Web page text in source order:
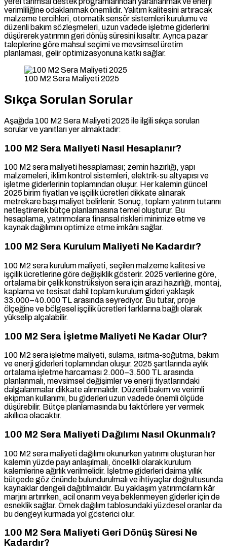
verimliliğine odaklanmak önemlidir. Yalıtım kalitesini artıracak
malzeme tercihleri, otomatik sensör sistemleri kurulumu ve
düzenli bakım sözleşmeleri, uzun vadede işletme giderlerini
düşürerek yatırımın geri dönüş süresini kısaltır. Ayrıca pazar
taleplerine göre mahsul seçimi ve mevsimsel üretim
planlaması, gelir optimizasyonuna katkı sağlar.
100 M2 Sera Maliyeti 2025
Sıkça Sorulan Sorular
Aşağıda 100 M2 Sera Maliyeti 2025 ile ilgili sıkça sorulan
sorular ve yanıtları yer almaktadır:
100 M2 Sera Maliyeti Nasıl Hesaplanır?
100 M2 sera maliyeti hesaplaması; zemin hazırlığı, yapı
malzemeleri, iklim kontrol sistemleri, elektrik-su altyapısı ve
işletme giderlerinin toplamından oluşur. Her kalemin güncel
2025 birim fiyatları ve işçilik ücretleri dikkate alınarak
metrekare başı maliyet belirlenir. Sonuç, toplam yatırım tutarını
netleştirerek bütçe planlamasına temel oluşturur. Bu
hesaplama, yatırımcılara finansal riskleri minimize etme ve
kaynak dağılımını optimize etme imkânı sağlar.
100 M2 Sera Kurulum Maliyeti Ne Kadardır?
100 M2 sera kurulum maliyeti, seçilen malzeme kalitesi ve
işçilik ücretlerine göre değişiklik gösterir. 2025 verilerine göre,
ortalama bir çelik konstrüksiyon sera için arazi hazırlığı, montaj,
kaplama ve tesisat dahil toplam kurulum gideri yaklaşık
33.000–40.000 TL arasında seyrediyor. Bu tutar, proje
ölçeğine ve bölgesel işçilik ücretleri farklarına bağlı olarak
yükselip alçalabilir.
100 M2 Sera İşletme Maliyeti Ne Kadar Olur?
100 M2 sera işletme maliyeti, sulama, ısıtma-soğutma, bakım
ve enerji giderleri toplamından oluşur. 2025 şartlarında aylık
ortalama işletme harcaması 2.000–3.500 TL arasında
planlanmalı, mevsimsel değişimler ve enerji fiyatlarındaki
dalgalanmalar dikkate alınmalıdır. Düzenli bakım ve verimli
ekipman kullanımı, bu giderleri uzun vadede önemli ölçüde
düşürebilir. Bütçe planlamasında bu faktörlere yer vermek
akıllıca olacaktır.
100 M2 Sera Maliyeti Dağılımı Nasıl Okunmalı?
100 M2 sera maliyeti dağılımı okunurken yatırımı oluşturan her
kalemin yüzde payı anlaşılmalı, öncelikli olarak kurulum
kalemlerine ağırlık verilmelidir. İşletme giderleri daima yıllık
bütçede göz önünde bulundurulmalı ve ihtiyaçlar doğrultusunda
kaynaklar dengeli dağıtılmalıdır. Bu yaklaşım yatırımcıların kâr
marjını artırırken, acil onarım veya beklenmeyen giderler için de
esneklik sağlar. Örnek dağılım tablosundaki yüzdesel oranlar da
bu dengeyi kurmada yol gösterici olur.
100 M2 Sera Maliyeti Geri Dönüş Süresi Ne
Kadardır?